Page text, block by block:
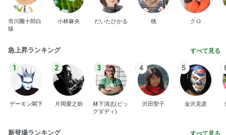
市川團十郎白
猿
小林麻央 だいたひかる 桃 クロ
急上昇ランキング すべて見る
1
デーモン閣下
2
片岡愛之助
3
林下清志(ビッ
グダディ)
4
沢田聖子
5
金沢克彦
新登場ランキング すべて見る